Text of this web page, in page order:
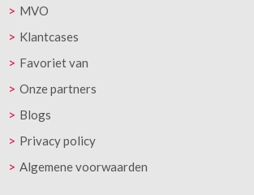
MVO
Klantcases
Favoriet van
Onze partners
Blogs
Privacy policy
Algemene voorwaarden